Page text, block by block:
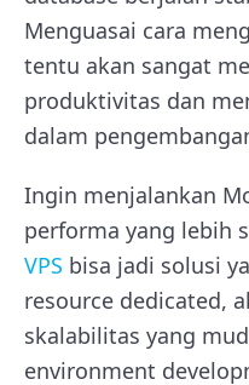
Menguasai cara
tentu akan sangat
produktivitas dan
dalam
Ingin menjalankan
performa yang lebih
VPS bisa jadi solusi
resource dedicated,
skalabilitas yang
environment